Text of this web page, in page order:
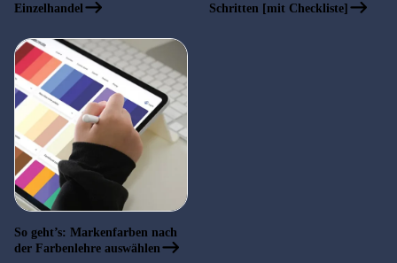
Einzelhandel
Schritten [mit Checkliste]
So geht’s: Markenfarben nach
der Farbenlehre auswählen